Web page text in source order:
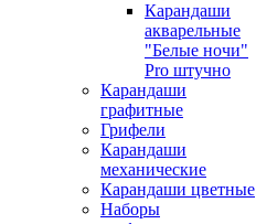
Карандаши
акварельные
"Белые ночи"
Pro штучно
Карандаши
графитные
Грифели
Карандаши
механические
Карандаши цветные
Наборы